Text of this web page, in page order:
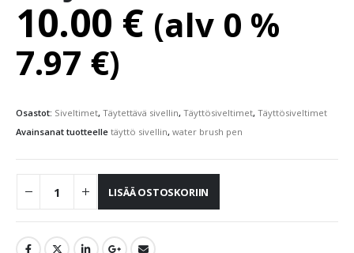
10.00 € (alv 0 %
7.97 €)
Osastot: Siveltimet, Täytettävä sivellin, Täyttösiveltimet, Täyttösiveltimet
Avainsanat tuotteelle täyttö sivellin, water brush pen
LISÄÄ OSTOSKORIIN